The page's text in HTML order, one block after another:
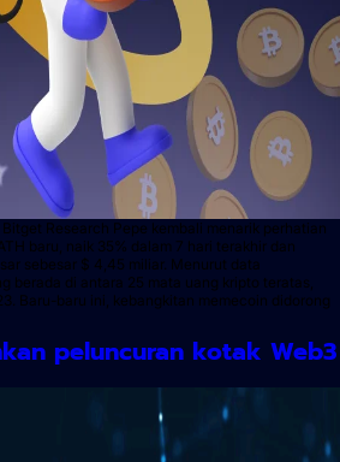
Research Pepe kembali menarik perhatian
baru, naik 35% dalam 7 hari terakhir dan
sebesar $ 4,45 miliar. Menurut data
berada di antara 25 mata uang kripto teratas,
Baru-baru ini, kebangkitan memecoin didorong
peluncuran kotak Web3